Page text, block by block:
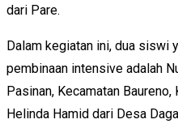
dari Pare.
Dalam kegiatan ini, dua siswi
pembinaan intensive adalah
Pasinan, Kecamatan
Helinda Hamid dari Desa